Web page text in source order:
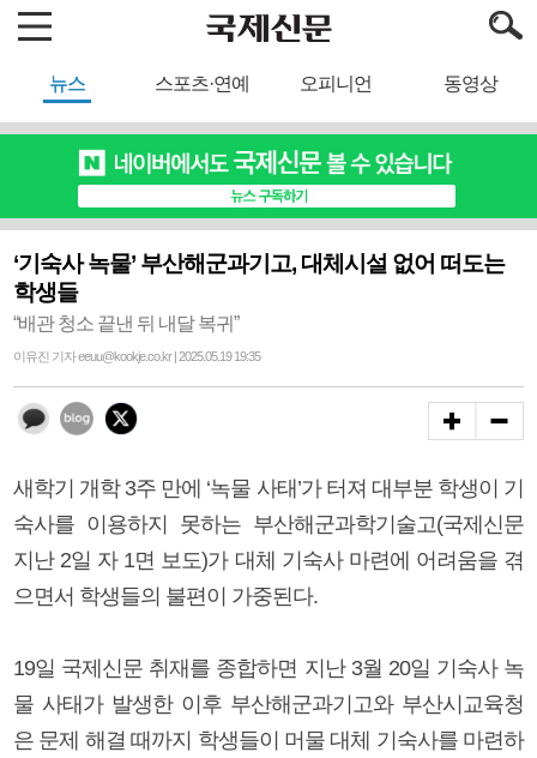
뉴스 스포츠·연예 오피니언 동영상
‘기숙사 녹물’ 부산해군과기고, 대체시설 없어 떠도는
학생들
“배관 청소 끝낸 뒤 내달 복귀”
이유진 기자 eeuu@kookje.co.kr | 2025.05.19 19:35
새학기 개학 3주 만에 ‘녹물 사태’가 터져 대부분 학생이 기
숙사를 이용하지 못하는 부산해군과학기술고(국제신문
지난 2일 자 1면 보도)가 대체 기숙사 마련에 어려움을 겪
으면서 학생들의 불편이 가중된다.
19일 국제신문 취재를 종합하면 지난 3월 20일 기숙사 녹
물 사태가 발생한 이후 부산해군과기고와 부산시교육청
은 문제 해결 때까지 학생들이 머물 대체 기숙사를 마련하